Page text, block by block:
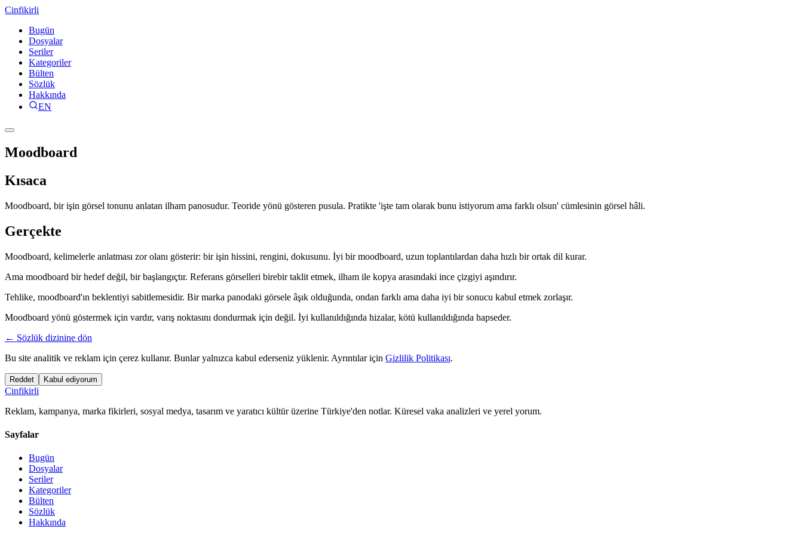
Cinfikirli
Bugün
Dosyalar
Seriler
Kategoriler
Bülten
Sözlük
Hakkında
EN
Moodboard
Kısaca
Moodboard, bir işin görsel tonunu anlatan ilham panosudur. Teoride yönü gösteren pusula. Pratikte 'işte tam olarak bunu istiyorum ama farklı olsun' cümlesinin görsel hâli.
Gerçekte
Moodboard, kelimelerle anlatması zor olanı gösterir: bir işin hissini, rengini, dokusunu. İyi bir moodboard, uzun toplantılardan daha hızlı bir ortak dil kurar.
Ama moodboard bir hedef değil, bir başlangıçtır. Referans görselleri birebir taklit etmek, ilham ile kopya arasındaki ince çizgiyi aşındırır.
Tehlike, moodboard'ın beklentiyi sabitlemesidir. Bir marka panodaki görsele âşık olduğunda, ondan farklı ama daha iyi bir sonucu kabul etmek zorlaşır.
Moodboard yönü göstermek için vardır, varış noktasını dondurmak için değil. İyi kullanıldığında hizalar, kötü kullanıldığında hapseder.
← Sözlük dizinine dön
Bu site analitik ve reklam için çerez kullanır. Bunlar yalnızca kabul ederseniz yüklenir. Ayrıntılar için Gizlilik Politikası.
Reddet Kabul ediyorum
Cinfikirli
Reklam, kampanya, marka fikirleri, sosyal medya, tasarım ve yaratıcı kültür üzerine Türkiye'den notlar. Küresel vaka analizleri ve yerel yorum.
Sayfalar
Bugün
Dosyalar
Seriler
Kategoriler
Bülten
Sözlük
Hakkında